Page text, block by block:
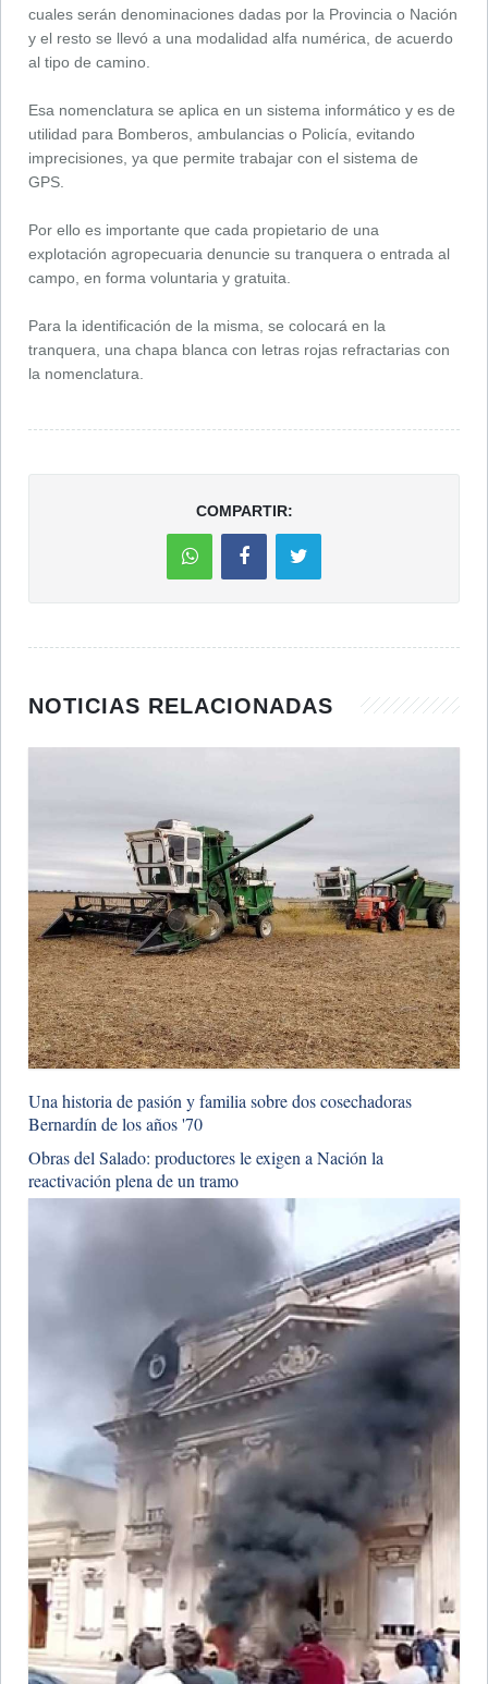
cuales serán denominaciones dadas por la Provincia o Nación
y el resto se llevó a una modalidad alfa numérica, de acuerdo
al tipo de camino.
Esa nomenclatura se aplica en un sistema informático y es de
utilidad para Bomberos, ambulancias o Policía, evitando
imprecisiones, ya que permite trabajar con el sistema de
GPS.
Por ello es importante que cada propietario de una
explotación agropecuaria denuncie su tranquera o entrada al
campo, en forma voluntaria y gratuita.
Para la identificación de la misma, se colocará en la
tranquera, una chapa blanca con letras rojas refractarias con
la nomenclatura.
COMPARTIR:
NOTICIAS RELACIONADAS
Una historia de pasión y familia sobre dos cosechadoras
Bernardín de los años '70
​Obras del Salado: productores le exigen a Nación la
reactivación plena de un tramo